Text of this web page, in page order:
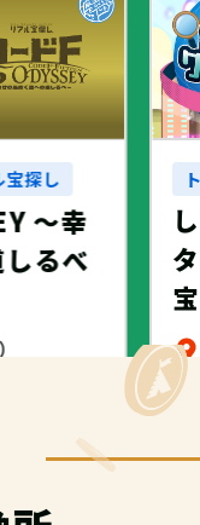
宝探し
～幸
るべ
宝